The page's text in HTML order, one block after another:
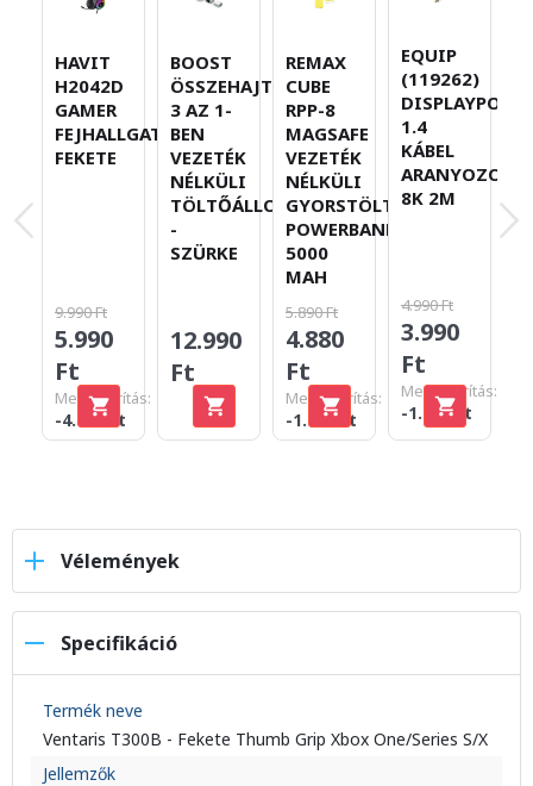
HAVIT
H2042D
GAMER
FEJHALLGATÓ
FEKETE
9.990 Ft
5.990
Ft
Megtakarítás:
-4.000 Ft
BOOST
ÖSSZEHAJTHATÓ
3 AZ 1-
BEN
VEZETÉK
NÉLKÜLI
TÖLTŐÁLLOMÁS
-
SZÜRKE
12.990
Ft
REMAX
CUBE
RPP-8
MAGSAFE
VEZETÉK
NÉLKÜLI
GYORSTÖLTŐ
POWERBANK
5000
MAH
5.890 Ft
4.880
Ft
Megtakarítás:
-1.010 Ft
EQUIP
(119262)
DISPLAYPORT
1.4
KÁBEL
ARANYOZOTT
8K 2M
4.990 Ft
3.990
Ft
Megtakarítás:
-1.000 Ft
Vélemények
Specifikáció
Termék neve
Ventaris T300B - Fekete Thumb Grip Xbox One/Series S/X
Jellemzők